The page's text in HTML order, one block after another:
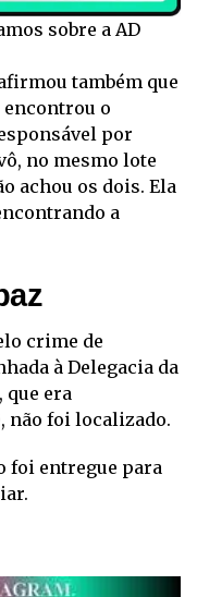
sobre a AD
também que
encontrou o
por
no mesmo lote
achou os dois. Ela
a
crime de
à Delegacia da
que era
não foi localizado.
foi entregue para